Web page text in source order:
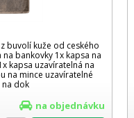
buvolí kuže od ceského
na bankovky 1x kapsa na
kapsa uzavíratelná na
na mince uzavíratelné
na dok
na objednávku